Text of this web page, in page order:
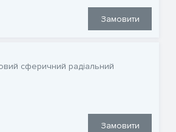
Замовити
сферичний радіальний
Замовити